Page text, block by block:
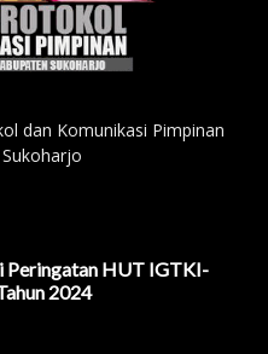
dan Komunikasi Pimpinan
Peringatan HUT IGTKI-
2024